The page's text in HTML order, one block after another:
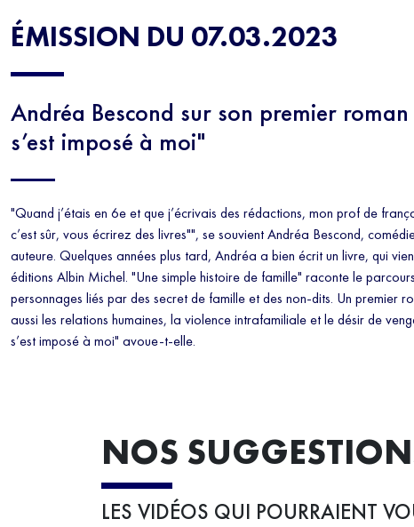
ÉMISSION DU 07.03.2023
Andréa Bescond sur son premier
s’est imposé à moi"
"Quand j’étais en 6e et que j’écrivais des rédactions, mon prof de
c’est sûr, vous écrirez des livres"", se souvient Andréa Bescond,
auteure. Quelques années plus tard, Andréa a bien écrit un livre, qui
éditions Albin Michel. "Une simple histoire de famille" raconte le
personnages liés par des secret de famille et des non-dits. Un premier
aussi les relations humaines, la violence intrafamiliale et le désir de
s’est imposé à moi" avoue-t-elle.
NOS
LES VIDÉOS QUI POURRAIENT